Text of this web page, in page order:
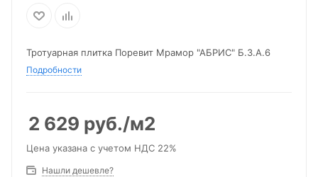
Тротуарная плитка Поревит Мрамор "АБРИС" Б.3.А.6
Подробности
2 629 руб./м2
Цена указана с учетом НДС 22%
Нашли дешевле?